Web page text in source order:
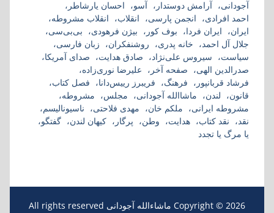
آجودانی آرامش دوستدار آسو
احسان یارشاطر
احمد افرادی
انجمن پارسی انقلاب
انقلاب مشروطه
ایران
ایران فردا بوف کور بیژن فرهودی
بی‌بی‌سی
جلال آل احمد
خانه پدری روشنفکران
زبان فارسی
سیاست
سیروس علی‌نژاد صادق هدایت
صدای آمریکا
صدرالدین الهی
صفحه آخر
علیرضا نوری‌زاده
فرشاد قربانپور
فرهنگ فریبرز رییس‌دانا
فصل کتاب
قانون
لندن ماشاالله آجودانی مجلس
مشروطه
مشروطه ایرانی
ملکم خان مهدی فلاحتی
ناسیونالیسم
نقد
نقد کتاب هدایت وطن پرگار کیهان لندن
گفتگو
یا مرگ یا تجدد
Copyright © 2026 ماشاءالله آجودانی All rights reserved